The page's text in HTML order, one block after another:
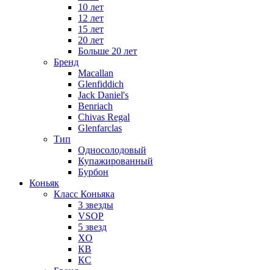
10 лет
12 лет
15 лет
20 лет
Больше 20 лет
Бренд
Macallan
Glenfiddich
Jack Daniel's
Benriach
Chivas Regal
Glenfarclas
Тип
Односолодовый
Купажированный
Бурбон
Коньяк
Класс Коньяка
3 звезды
VSOP
5 звезд
XO
КВ
КС